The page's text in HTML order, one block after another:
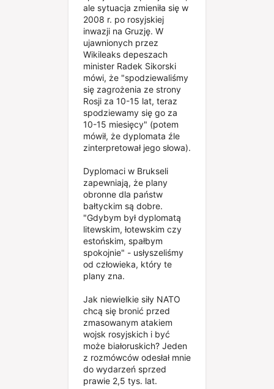
ale sytuacja zmieniła się w
2008 r. po rosyjskiej
inwazji na Gruzję. W
ujawnionych przez
Wikileaks depeszach
minister Radek Sikorski
mówi, że "spodziewaliśmy
się zagrożenia ze strony
Rosji za 10-15 lat, teraz
spodziewamy się go za
10-15 miesięcy" (potem
mówił, że dyplomata źle
zinterpretował jego słowa).
Dyplomaci w Brukseli
zapewniają, że plany
obronne dla państw
bałtyckim są dobre.
"Gdybym był dyplomatą
litewskim, łotewskim czy
estońskim, spałbym
spokojnie" - usłyszeliśmy
od człowieka, który te
plany zna.
Jak niewielkie siły NATO
chcą się bronić przed
zmasowanym atakiem
wojsk rosyjskich i być
może białoruskich? Jeden
z rozmówców odesłał mnie
do wydarzeń sprzed
prawie 2,5 tys. lat.